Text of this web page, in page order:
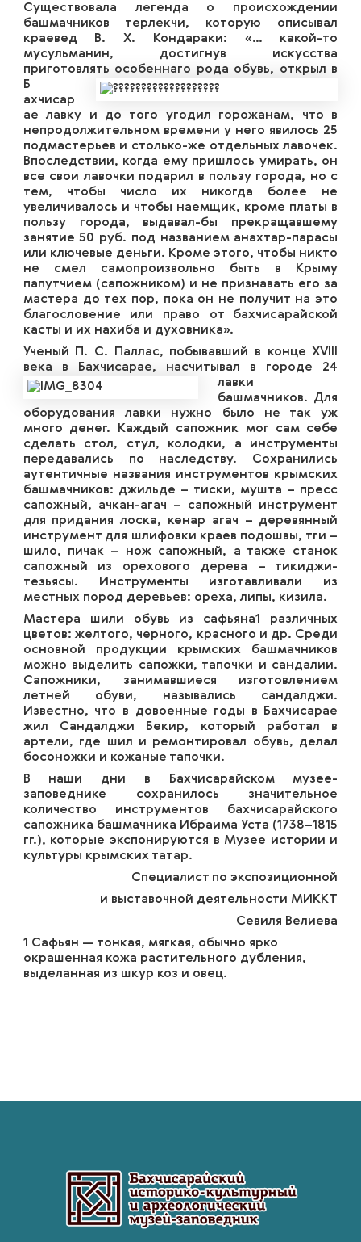
Существовала легенда о происхождении
башмачников терлекчи, которую описывал
краевед В. Х. Кондараки: «… какой-то
мусульманин, достигнув искусства
приготовлять особеннаго рода обувь, открыл в
Б
ахчисар
ае лавку и до того угодил горожанам, что в
непродолжительном времени у него явилось 25
подмастерьев и столько-же отдельных лавочек.
Впоследствии, когда ему пришлось умирать, он
все свои лавочки подарил в пользу города, но с
тем, чтобы число их никогда более не
увеличивалось и чтобы наемщик, кроме платы в
пользу города, выдавал-бы прекращавшему
занятие 50 руб. под названием анахтар-парасы
или ключевые деньги. Кроме этого, чтобы никто
не смел самопроизвольно быть в Крыму
папутчием (сапожником) и не признавать его за
мастера до тех пор, пока он не получит на это
благословение или право от бахчисарайской
касты и их нахиба и духовника».
Ученый П. С. Паллас, побывавший в конце XVIII
века в Бахчисарае, насчитывал в городе 24
лавки
башмачников. Для
оборудования лавки нужно было не так уж
много денег. Каждый сапожник мог сам себе
сделать стол, стул, колодки, а инструменты
передавались по наследству. Сохранились
аутентичные названия инструментов крымских
башмачников: джильде – тиски, мушта – пресс
сапожный, ачкан-агач – сапожный инструмент
для придания лоска, кенар агач – деревянный
инструмент для шлифовки краев подошвы, тги –
шило, пичак – нож сапожный, а также станок
сапожный из орехового дерева – тикиджи-
тезьясы. Инструменты изготавливали из
местных пород деревьев: ореха, липы, кизила.
Мастера шили обувь из сафьяна1 различных
цветов: желтого, черного, красного и др. Среди
основной продукции крымских башмачников
можно выделить сапожки, тапочки и сандалии.
Сапожники, занимавшиеся изготовлением
летней обуви, назывались сандалджи.
Известно, что в довоенные годы в Бахчисарае
жил Сандалджи Бекир, который работал в
артели, где шил и ремонтировал обувь, делал
босоножки и кожаные тапочки.
В наши дни в Бахчисарайском музее-
заповеднике сохранилось значительное
количество инструментов бахчисарайского
сапожника башмачника Ибраима Уста (1738–1815
гг.), которые экспонируются в Музее истории и
культуры крымских татар.
Специалист по экспозиционной
и выставочной деятельности МИККТ
Севиля Велиева
1 Сафьян — тонкая, мягкая, обычно ярко
окрашенная кожа растительного дубления,
выделанная из шкур коз и овец.